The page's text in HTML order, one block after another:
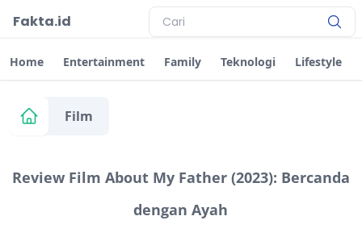
Fakta.id
Home Entertainment Family Teknologi Lifestyle
Film
Review Film About My Father (2023): Bercanda
dengan Ayah